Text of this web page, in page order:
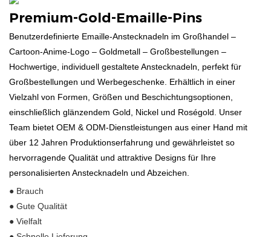
Premium-Gold-Emaille-Pins
Benutzerdefinierte Emaille-Anstecknadeln im Großhandel –
Cartoon-Anime-Logo – Goldmetall – Großbestellungen –
Hochwertige, individuell gestaltete Anstecknadeln, perfekt für
Großbestellungen und Werbegeschenke. Erhältlich in einer
Vielzahl von Formen, Größen und Beschichtungsoptionen,
einschließlich glänzendem Gold, Nickel und Roségold. Unser
Team bietet OEM & ODM-Dienstleistungen aus einer Hand mit
über 12 Jahren Produktionserfahrung und gewährleistet so
hervorragende Qualität und attraktive Designs für Ihre
personalisierten Anstecknadeln und Abzeichen.
● Brauch
● Gute Qualität
● Vielfalt